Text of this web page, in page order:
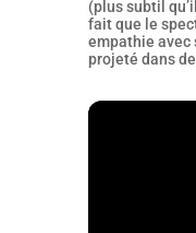
(plus subtil
fait que le
empathie avec
projeté dans